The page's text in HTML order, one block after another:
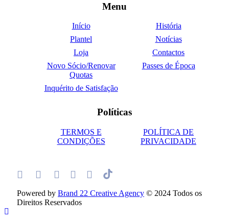
Menu
Início
História
Plantel
Notícias
Loja
Contactos
Novo Sócio/Renovar
Quotas
Passes de Época
Inquérito de Satisfação
Políticas
TERMOS E
CONDIÇÕES
POLÍTICA DE
PRIVACIDADE
Powered by Brand 22 Creative Agency © 2024 Todos os
Direitos Reservados